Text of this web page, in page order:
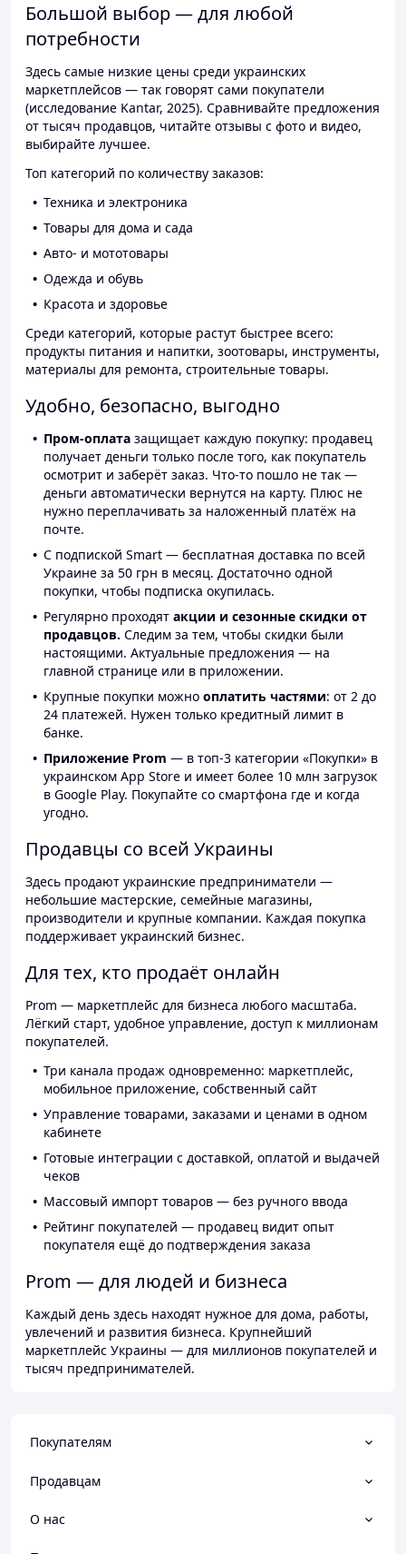
Большой выбор — для любой
потребности
Здесь самые низкие цены среди украинских
маркетплейсов — так говорят сами покупатели
(исследование Kantar, 2025). Сравнивайте предложения
от тысяч продавцов, читайте отзывы с фото и видео,
выбирайте лучшее.
Топ категорий по количеству заказов:
Техника и электроника
Товары для дома и сада
Авто- и мототовары
Одежда и обувь
Красота и здоровье
Среди категорий, которые растут быстрее всего:
продукты питания и напитки, зоотовары, инструменты,
материалы для ремонта, строительные товары.
Удобно, безопасно, выгодно
Пром-оплата защищает каждую покупку: продавец
получает деньги только после того, как покупатель
осмотрит и заберёт заказ. Что-то пошло не так —
деньги автоматически вернутся на карту. Плюс не
нужно переплачивать за наложенный платёж на
почте.
С подпиской Smart — бесплатная доставка по всей
Украине за 50 грн в месяц. Достаточно одной
покупки, чтобы подписка окупилась.
Регулярно проходят акции и сезонные скидки от
продавцов. Следим за тем, чтобы скидки были
настоящими. Актуальные предложения — на
главной странице или в приложении.
Крупные покупки можно оплатить частями: от 2 до
24 платежей. Нужен только кредитный лимит в
банке.
Приложение Prom — в топ-3 категории «Покупки» в
украинском App Store и имеет более 10 млн загрузок
в Google Play. Покупайте со смартфона где и когда
угодно.
Продавцы со всей Украины
Здесь продают украинские предприниматели —
небольшие мастерские, семейные магазины,
производители и крупные компании. Каждая покупка
поддерживает украинский бизнес.
Для тех, кто продаёт онлайн
Prom — маркетплейс для бизнеса любого масштаба.
Лёгкий старт, удобное управление, доступ к миллионам
покупателей.
Три канала продаж одновременно: маркетплейс,
мобильное приложение, собственный сайт
Управление товарами, заказами и ценами в одном
кабинете
Готовые интеграции с доставкой, оплатой и выдачей
чеков
Массовый импорт товаров — без ручного ввода
Рейтинг покупателей — продавец видит опыт
покупателя ещё до подтверждения заказа
Prom — для людей и бизнеса
Каждый день здесь находят нужное для дома, работы,
увлечений и развития бизнеса. Крупнейший
маркетплейс Украины — для миллионов покупателей и
тысяч предпринимателей.
Покупателям
Продавцам
О нас